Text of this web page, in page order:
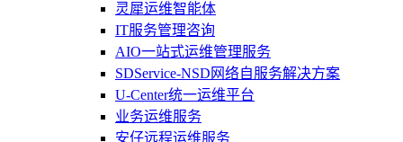
灵犀运维智能体
IT服务管理咨询
AIO一站式运维管理服务
SDService-NSD网络自服务解决方案
U-Center统一运维平台
业务运维服务
安仔远程运维服务